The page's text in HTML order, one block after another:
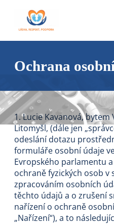
Ochrana
1. Lucie Kavanová, bytem
Litomyšl, (dále jen
odeslání dotazu
formuláře osobní údaje
Evropského parlamentu a
ochraně fyzických osob v
zpracováním osobních
těchto údajů a o zrušení
nařízení o ochraně
„Nařízení“), a to